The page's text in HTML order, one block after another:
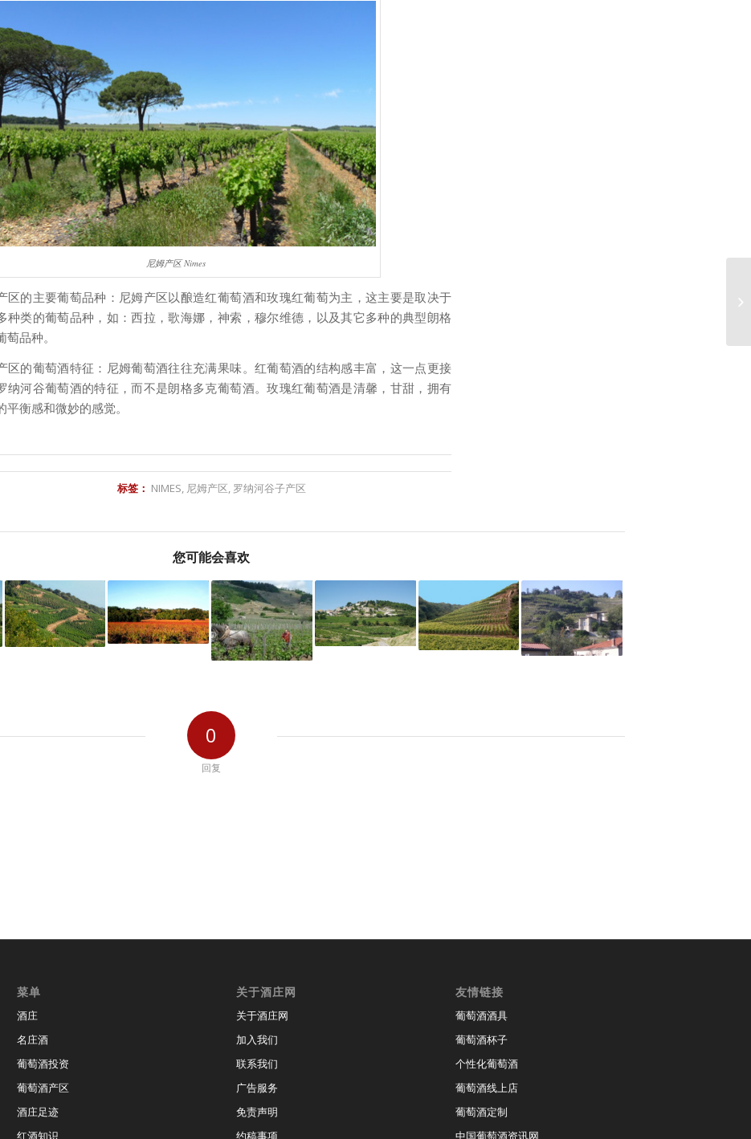
尼姆产区 Nimes
区的主要葡萄品种：尼姆产区以酿造红葡萄酒和玫瑰红葡萄为主，这主要是取决于
种类的葡萄品种，如：西拉，歌海娜，神索，穆尔维德，以及其它多种的典型朗格
萄品种。
区的葡萄酒特征：尼姆葡萄酒往往充满果味。红葡萄酒的结构感丰富，这一点更接
纳河谷葡萄酒的特征，而不是朗格多克葡萄酒。玫瑰红葡萄酒是清馨，甘甜，拥有
平衡感和微妙的感觉。
标签： NIMES, 尼姆产区, 罗纳河谷子产区
您可能会喜欢
0
回复
菜单
酒庄
名庄酒
葡萄酒投资
葡萄酒产区
酒庄足迹
红酒知识
关于酒庄网
关于酒庄网
加入我们
联系我们
广告服务
免责声明
约稿事项
友情链接
葡萄酒酒具
葡萄酒杯子
个性化葡萄酒
葡萄酒线上店
葡萄酒定制
中国葡萄酒资讯网